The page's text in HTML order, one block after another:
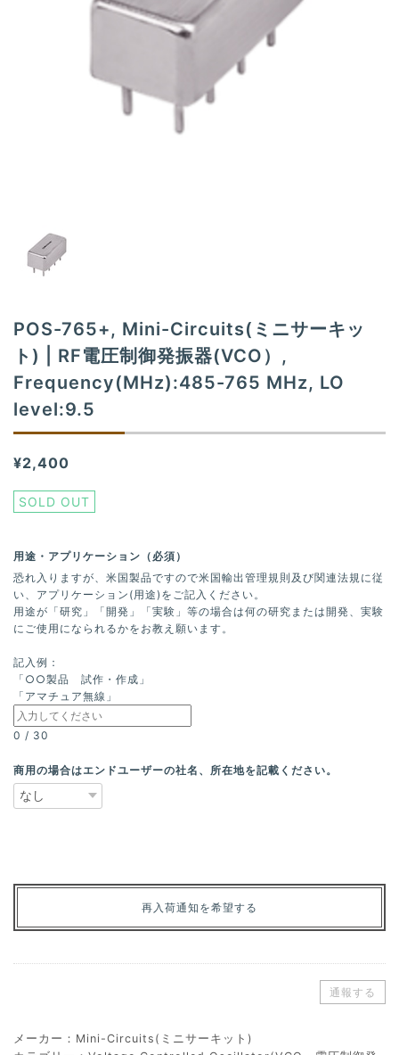
POS-765+, Mini-Circuits(ミニサーキッ
ト) | RF電圧制御発振器(VCO）,
Frequency(MHz):485-765 MHz, LO
level:9.5
¥2,400
SOLD OUT
用途・アプリケーション（必須）
恐れ入りますが、米国製品ですので米国輸出管理規則及び関連法規に従
い、アプリケーション(用途)をご記入ください。
用途が「研究」「開発」「実験」等の場合は何の研究または開発、実験
にご使用になられるかをお教え願います。
記入例：
「○○製品 試作・作成」
「アマチュア無線」
0 / 30
商用の場合はエンドユーザーの社名、所在地を記載ください。
再入荷通知を希望する
通報する
メーカー：Mini-Circuits(ミニサーキット)